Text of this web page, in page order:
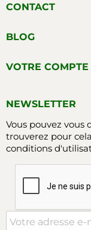
CONTACT
BLOG
VOTRE COMPTE
NEWSLETTER
Vous pouvez vous
trouverez pour
conditions